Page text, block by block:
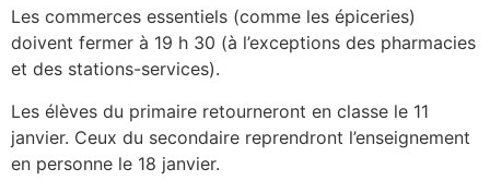
Les commerces essentiels (comme les épiceries)
doivent fermer à 19 h 30 (à l’exceptions des pharmacies
et des stations-services).
Les élèves du primaire retourneront en classe le 11
janvier. Ceux du secondaire reprendront l’enseignement
en personne le 18 janvier.